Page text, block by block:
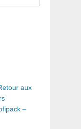
aux
–